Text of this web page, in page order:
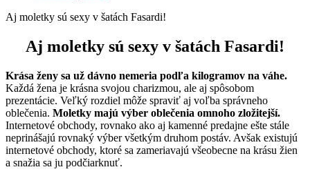
Aj moletky sú sexy v šatách Fasardi!
Aj moletky sú sexy v šatách Fasardi!
Krása ženy sa už dávno nemeria podľa kilogramov na váhe.
Každá žena je krásna svojou charizmou, ale aj spôsobom
prezentácie. Veľký rozdiel môže spraviť aj voľba správneho
oblečenia. Moletky majú výber oblečenia omnoho zložitejší.
Internetové obchody, rovnako ako aj kamenné predajne ešte stále
neprinášajú rovnaký výber všetkým druhom postáv. Avšak existujú
internetové obchody, ktoré sa zameriavajú všeobecne na krásu žien
a snažia sa ju podčiarknuť.